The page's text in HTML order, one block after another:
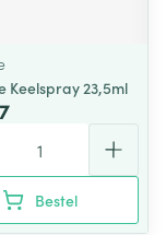
Keelspray 23,5ml
Bestel